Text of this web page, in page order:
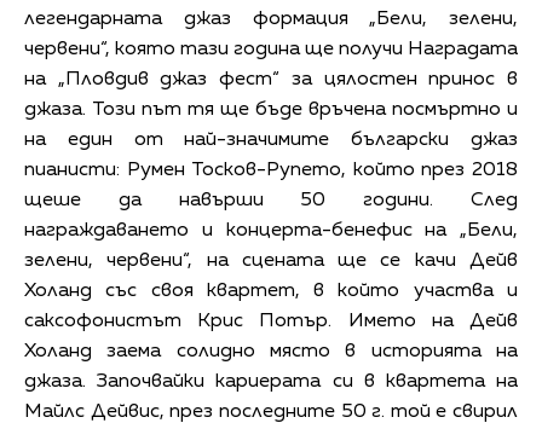
легендарната джаз формация „Бели, зелени,
червени“, която тази година ще получи Наградата
на „Пловдив джаз фест“ за цялостен принос в
джаза. Този път тя ще бъде връчена посмъртно и
на един от най-значимите български джаз
пианисти: Румен Тосков-Рупето, който през 2018
щеше да навърши 50 години. След
награждаването и концерта-бенефис на „Бели,
зелени, червени“, на сцената ще се качи Дейв
Холанд със своя квартет, в който участва и
саксофонистът Крис Потър. Името на Дейв
Холанд заема солидно място в историята на
джаза. Започвайки кариерата си в квартета на
Майлс Дейвис, през последните 50 г. той е свирил